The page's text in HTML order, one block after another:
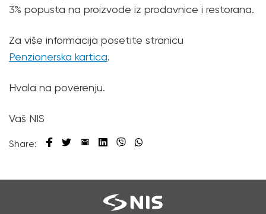
3% popusta na proizvode iz prodavnice i restorana.
Za više informacija posetite stranicu
Penzionerska kartica.
Hvala na poverenju.
Vaš NIS
Share: